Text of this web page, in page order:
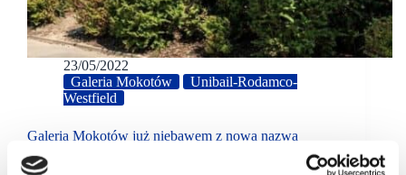
23/05/2022
Galeria Mokotów
Unibail-Rodamco-
Westfield
Galeria Mokotów już niebawem z nową nazwą
Rozwój sieci Westfield w Hiszpanii, Szwecji